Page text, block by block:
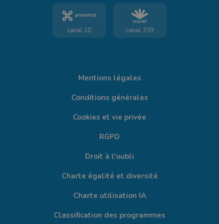
canal 10 canal 339
Mentions légales
Conditions générales
Cookies et vie privée
RGPD
Droit à l'oubli
Charte égalité et diversité
Charte utilisation IA
Classification des programmes